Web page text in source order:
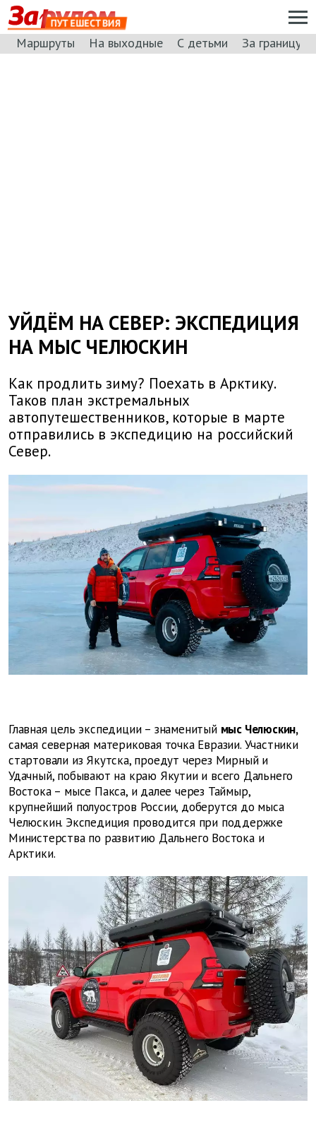
ПУТЕШЕСТВИЯ
Маршруты На выходные С детьми За границу
УЙДЁМ НА СЕВЕР: ЭКСПЕДИЦИЯ
НА МЫС ЧЕЛЮСКИН
Как продлить зиму? Поехать в Арктику.
Таков план экстремальных
автопутешественников, которые в марте
отправились в экспедицию на российский
Север.
Главная цель экспедиции – знаменитый мыс Челюскин,
самая северная материковая точка Евразии. Участники
стартовали из Якутска, проедут через Мирный и
Удачный, побывают на краю Якутии и всего Дальнего
Востока – мысе Пакса, и далее через Таймыр,
крупнейший полуостров России, доберутся до мыса
Челюскин. Экспедиция проводится при поддержке
Министерства по развитию Дальнего Востока и
Арктики.